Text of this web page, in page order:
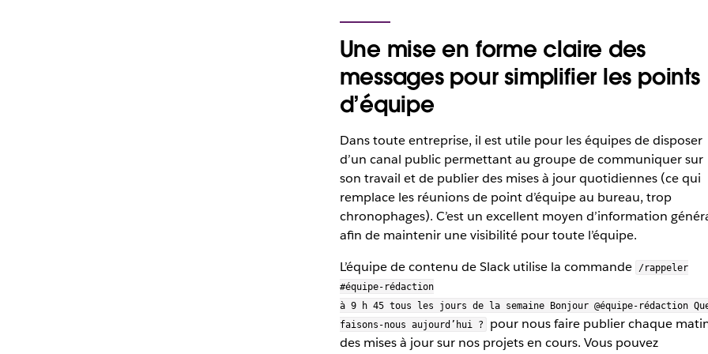
Une mise en forme claire des
messages pour simplifier les points
d’équipe
Dans toute entreprise, il est utile pour les équipes de disposer
d’un canal public permettant au groupe de communiquer sur
son travail et de publier des mises à jour quotidiennes (ce qui
remplace les réunions de point d’équipe au bureau, trop
chronophages). C’est un excellent moyen d’information
afin de maintenir une visibilité pour toute l’équipe.
L’équipe de contenu de Slack utilise la commande
/rappeler
#équipe-rédaction
à 9 h 45 tous les jours de la semaine Bonjour @équipe-rédaction
faisons-nous aujourd’hui ?
pour nous faire publier chaque
des mises à jour sur nos projets en cours. Vous pouvez